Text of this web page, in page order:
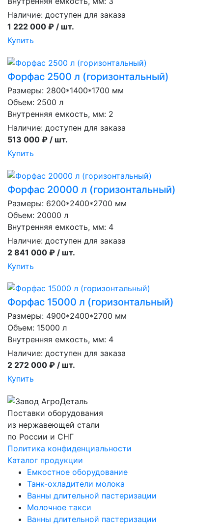
Наличие: доступен для заказа
1 222 000 ₽ / шт.
Купить
Форфас 2500 л (горизонтальный)
Размеры: 2800*1400*1700 мм
Объем: 2500 л
Внутренняя емкость, мм: 2
Наличие: доступен для заказа
513 000 ₽ / шт.
Купить
Форфас 20000 л (горизонтальный)
Размеры: 6200*2400*2700 мм
Объем: 20000 л
Внутренняя емкость, мм: 4
Наличие: доступен для заказа
2 841 000 ₽ / шт.
Купить
Форфас 15000 л (горизонтальный)
Размеры: 4900*2400*2700 мм
Объем: 15000 л
Внутренняя емкость, мм: 4
Наличие: доступен для заказа
2 272 000 ₽ / шт.
Купить
Поставки оборудования
из нержавеющей стали
по России и СНГ
Политика конфиденциальности
Каталог продукции
Емкостное оборудование
Танк-охладители молока
Ванны длительной пастеризации
Молочное такси
Ванны длительной пастеризации